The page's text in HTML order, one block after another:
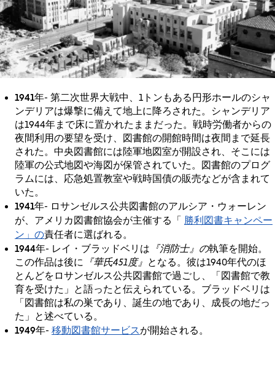
1941年- 第二次世界大戦中、1トンもある円形ホールのシャ
ンデリアは爆撃に備えて地上に降ろされた。シャンデリア
は1944年まで床に置かれたままだった。戦時労働者からの
夜間利用の要望を受け、図書館の開館時間は夜間まで延長
された。中央図書館には陸軍地図室が開設され、そこには
陸軍の公式地図や海図が保管されていた。図書館のプログ
ラムには、応急処置教室や戦時国債の販売などが含まれて
いた。
1941年- ロサンゼルス公共図書館のアルシア・ウォーレン
が、アメリカ図書館協会が主催する「 勝利図書キャンペー
ン」の責任者に選ばれる。
1944年- レイ・ブラッドベリは 『消防士』の執筆を開始。
この作品は後に
『華氏451度』 となる。彼は1940年代のほ
とんどをロサンゼルス公共図書館で過ごし、「図書館で教
育を受けた」と語ったと伝えられている。ブラッドベリは
「図書館は私の巣であり、誕生の地であり、成長の地だっ
た」と述べている。
1949年- 移動図書館サービスが開始される。